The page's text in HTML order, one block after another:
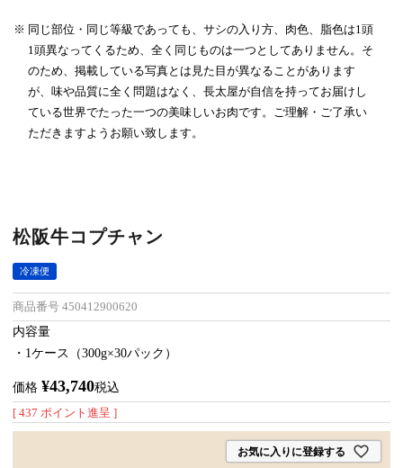
同じ部位・同じ等級であっても、サシの入り方、肉色、脂色は1頭
1頭異なってくるため、全く同じものは一つとしてありません。そ
のため、掲載している写真とは見た目が異なることがあります
が、味や品質に全く問題はなく、長太屋が自信を持ってお届けし
ている世界でたった一つの美味しいお肉です。ご理解・ご了承い
ただきますようお願い致します。
松阪牛コプチャン
冷凍便
商品番号 450412900620
内容量
・1ケース（300g×30パック）
価格 ¥43,740税込
[ 437 ポイント進呈 ]
お気に入りに登録する